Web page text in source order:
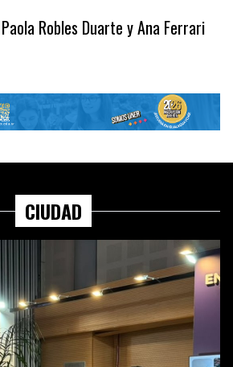
Robles Duarte y Ana Ferrari
CIUDAD